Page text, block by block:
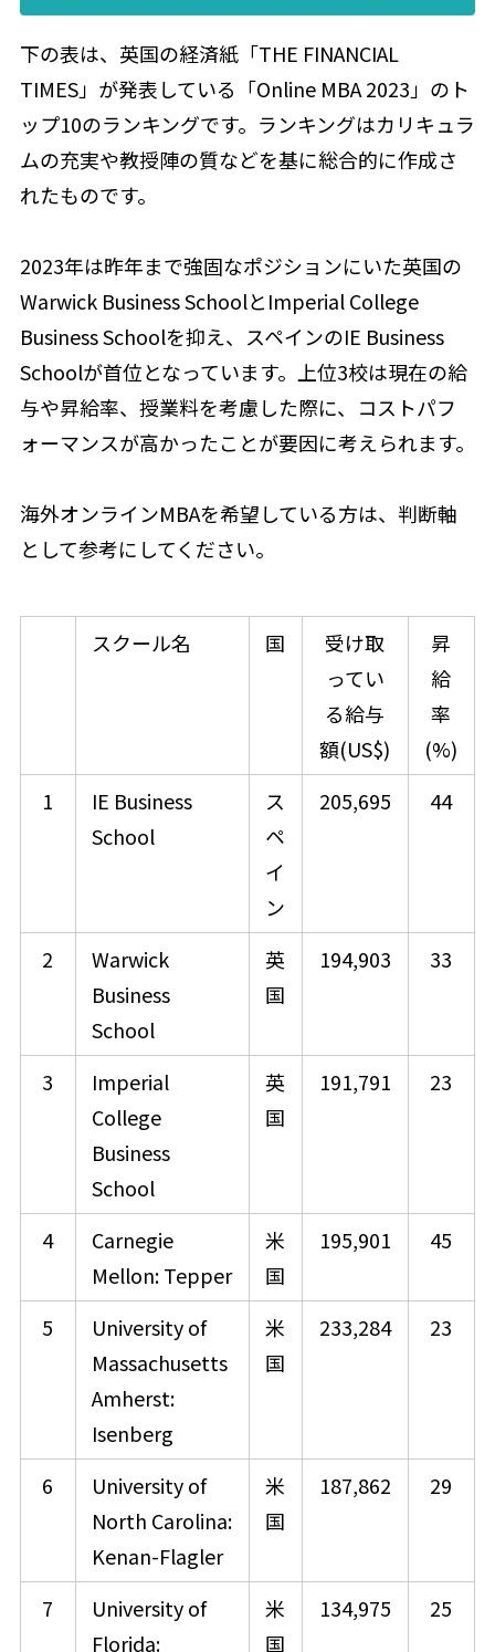
下の表は、英国の経済紙「THE FINANCIAL
TIMES」が発表している「Online MBA 2023」のト
ップ10のランキングです。ランキングはカリキュラ
ムの充実や教授陣の質などを基に総合的に作成さ
れたものです。
2023年は昨年まで強固なポジションにいた英国の
Warwick Business SchoolとImperial College
Business Schoolを抑え、スペインのIE Business
Schoolが首位となっています。上位3校は現在の給
与や昇給率、授業料を考慮した際に、コストパフ
ォーマンスが高かったことが要因に考えられます。
海外オンラインMBAを希望している方は、判断軸
として参考にしてください。
スクール名 国
受け取
ってい
る給与
額(US$)
昇
給
率
(%)
1
IE Business
School
ス
ペ
イ
ン
205,695 44
2
Warwick
Business
School
英
国
194,903 33
3
Imperial
College
Business
School
英
国
191,791 23
4
Carnegie
Mellon: Tepper
米
国
195,901 45
5
University of
Massachusetts
Amherst:
Isenberg
米
国
233,284 23
6
University of
North Carolina:
Kenan-Flagler
米
国
187,862 29
7
University of
Florida:
米
国
134,975 25